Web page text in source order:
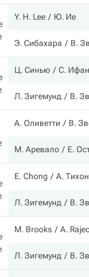
Y. H. Lee Ю. Ие
Э. Сибахара В.
Ц. Синью С.
Л. Зигемунд В.
А. Оливетти В.
М. Аревало Е.
E. Chong А.
Л. Зигемунд В.
M. Brooks A.
Л. Зигемунд В.